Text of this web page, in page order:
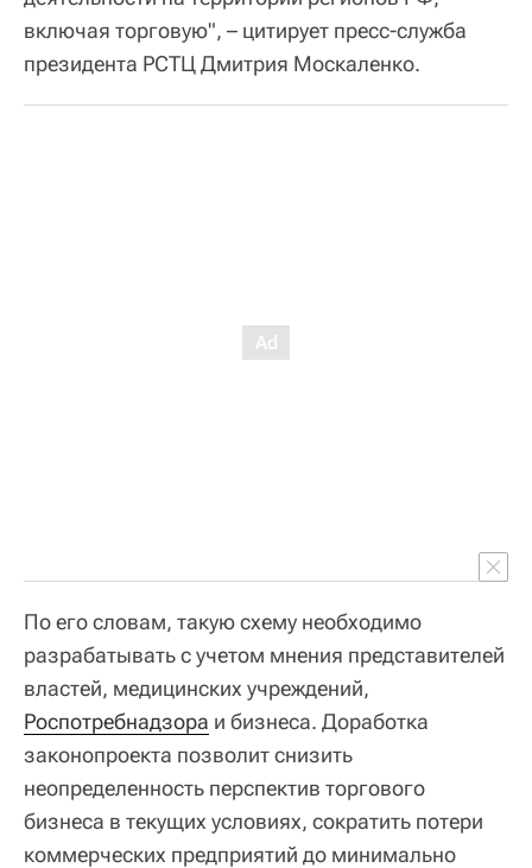
включая торговую", – цитирует пресс-служба
президента РСТЦ Дмитрия Москаленко.
По его словам, такую схему необходимо
разрабатывать с учетом мнения представителей
властей, медицинских учреждений,
Роспотребнадзора и бизнеса. Доработка
законопроекта позволит снизить
неопределенность перспектив торгового
бизнеса в текущих условиях, сократить потери
коммерческих предприятий до минимально